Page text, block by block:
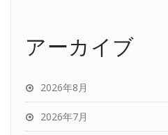
アーカイブ
2026年8月
2026年7月